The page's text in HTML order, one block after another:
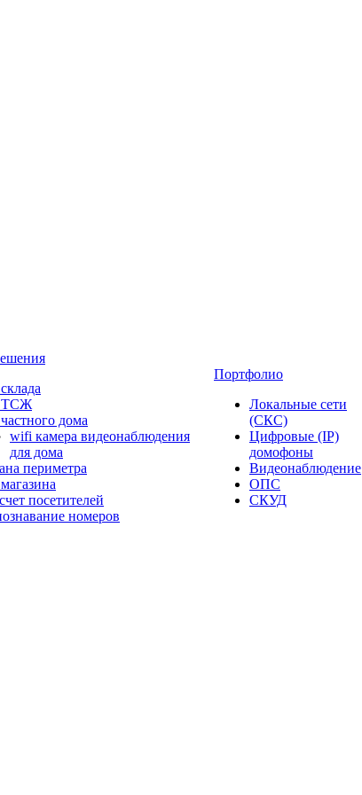
ТСЖ
дома
wifi камера видеонаблюдения
для дома
периметра
посетителей
номеров
Портфолио
Локальные сети
(СКС)
Цифровые (IP)
домофоны
Видеонаблюдение
ОПС
СКУД